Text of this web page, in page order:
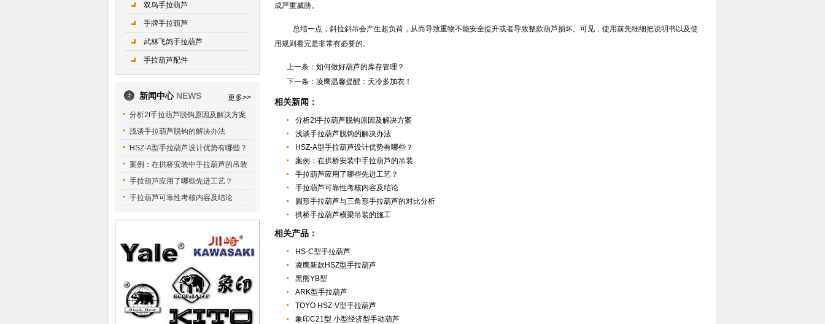
成严重威胁。
总结一点，斜拉斜吊会产生超负荷，从而导致重物不能安全提升或者导致整款葫芦损坏。可见，使用前先细细把说明书以及使
用规则看完是非常有必要的。
上一条： 如何做好葫芦的库存管理？
下一条： 凌鹰温馨提醒：天冷多加衣！
相关新闻：
分析2t手拉葫芦脱钩原因及解决方案
浅谈手拉葫芦脱钩的解决办法
HSZ-A型手拉葫芦设计优势有哪些？
案例：在拱桥安装中手拉葫芦的吊装
手拉葫芦应用了哪些先进工艺？
手拉葫芦可靠性考核内容及结论
圆形手拉葫芦与三角形手拉葫芦的对比分析
拱桥手拉葫芦横梁吊装的施工
相关产品：
HS-C型手拉葫芦
凌鹰新款HSZ型手拉葫芦
黑熊YB型
ARK型手拉葫芦
TOYO HSZ-V型手拉葫芦
象印C21型 小型经济型手动葫芦
双鸟手拉葫芦
手牌手拉葫芦
武林飞鸽手拉葫芦
手拉葫芦配件
新闻中心 NEWS
更多>>
分析2t手拉葫芦脱钩原因及解决方案
浅谈手拉葫芦脱钩的解决办法
HSZ-A型手拉葫芦设计优势有哪些？
案例：在拱桥安装中手拉葫芦的吊装
手拉葫芦应用了哪些先进工艺？
手拉葫芦可靠性考核内容及结论